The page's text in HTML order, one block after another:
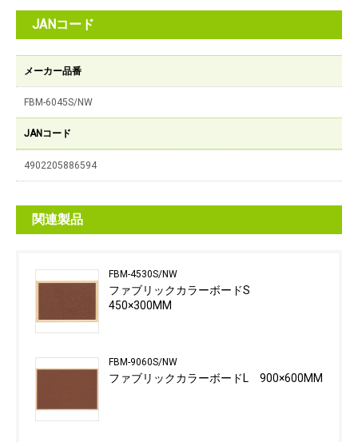
JANコード
メーカー品番
FBM-6045S/NW
JANコード
4902205886594
関連製品
FBM-4530S/NW
ファブリックカラーボードS
450×300MM
FBM-9060S/NW
ファブリックカラーボードL 900×600MM